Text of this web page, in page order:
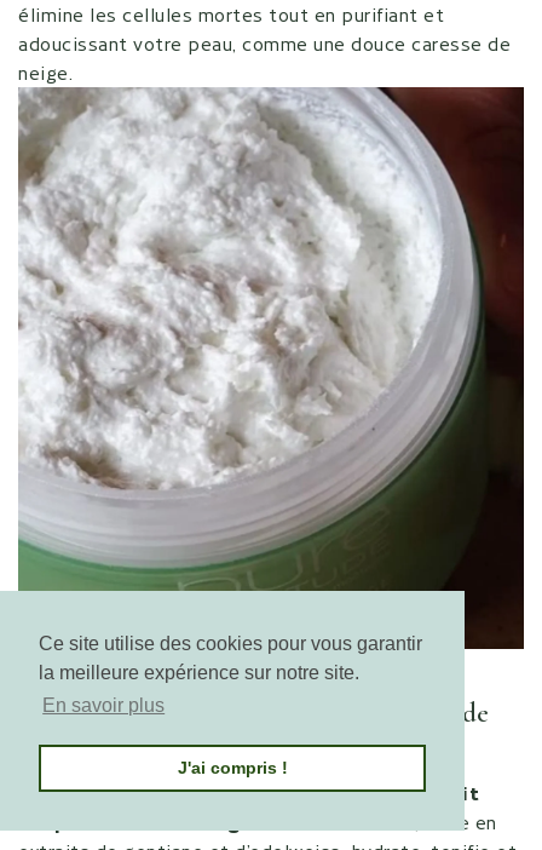
Ce site utilise des cookies pour vous garantir
la meilleure expérience sur notre site.
En savoir plus
J'ai compris !
Go to item
élimine les cellules mortes tout en purifiant et
adoucissant votre peau, comme une douce caresse de
neige.
Hydratez votre corps avec une touche de
velours :
Matin et soir, enveloppez votre corps avec le
Lait
Ce lait ultra frais, riche en